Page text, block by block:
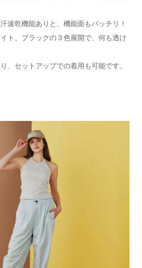
速乾機能ありと、機能面もバッチリ！
ト、ブラックの３色展開で、何も透け
、セットアップでの着用も可能です。